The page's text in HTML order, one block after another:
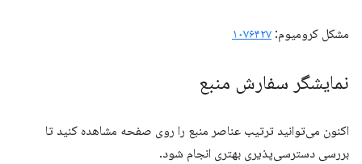
مشکل کرومیوم: ۱۰۷۶۴۲۷
نمایشگر سفارش منبع
اکنون می‌توانید ترتیب عناصر منبع را روی صفحه مشاهده کنید تا
بررسی دسترسی‌پذیری بهتری انجام شود.